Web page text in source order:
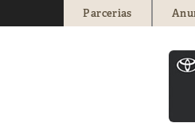
Parcerias